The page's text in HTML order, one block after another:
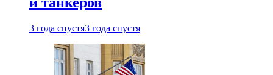
3 года спустя3 года спустя